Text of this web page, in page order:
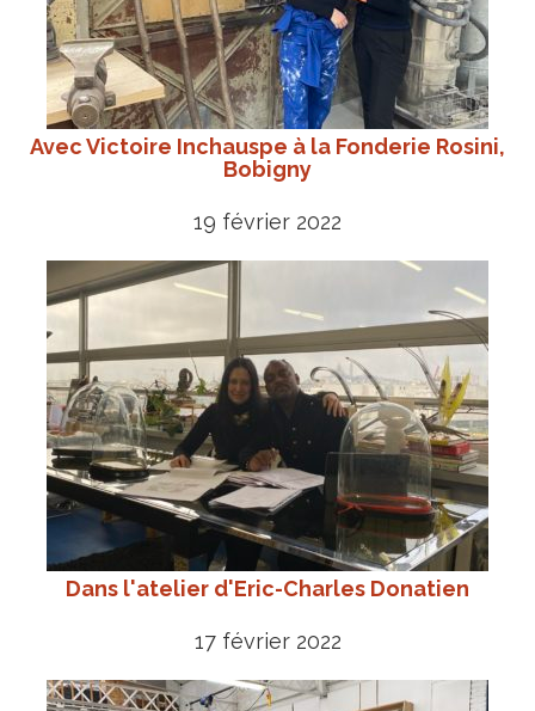
Avec Victoire Inchauspe à la Fonderie Rosini,
Bobigny
19 février 2022
Dans l'atelier d'Eric-Charles Donatien
17 février 2022